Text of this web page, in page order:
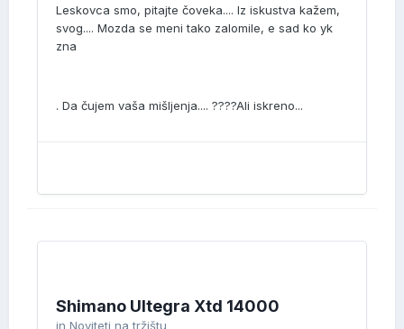
Leskovca smo, pitajte čoveka.... Iz iskustva kažem,
svog.... Mozda se meni tako zalomile, e sad ko yk
zna
. Da čujem vaša mišljenja.... ????Ali iskreno...
Shimano Ultegra Xtd 14000
in Noviteti na tržištu